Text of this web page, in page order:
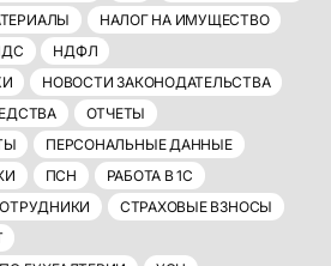
НАЛОГ НА ИМУЩЕСТВО
НДФЛ
НОВОСТИ ЗАКОНОДАТЕЛЬСТВА
ОТЧЕТЫ
ПЕРСОНАЛЬНЫЕ ДАННЫЕ
ПСН
РАБОТА В 1С
СТРАХОВЫЕ ВЗНОСЫ